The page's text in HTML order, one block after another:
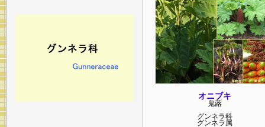
オニブキ
鬼蕗
グンネラ科
グンネラ 属